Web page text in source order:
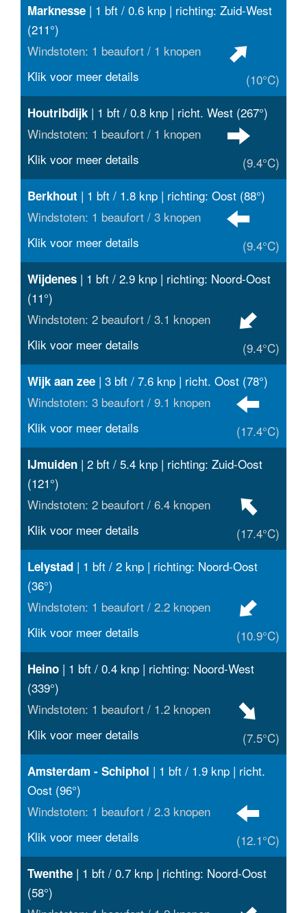
Marknesse | 1 bft / 0.6 knp | richting: Zuid-West
(211°)
Windstoten: 1 beaufort / 1 knopen
(10°C)
Klik voor meer details
Houtribdijk | 1 bft / 0.8 knp | richt. West (267°)
Windstoten: 1 beaufort / 1 knopen
(9.4°C)
Klik voor meer details
Berkhout | 1 bft / 1.8 knp | richting: Oost (88°)
Windstoten: 1 beaufort / 3 knopen
(9.4°C)
Klik voor meer details
Wijdenes | 1 bft / 2.9 knp | richting: Noord-Oost
(11°)
Windstoten: 2 beaufort / 3.1 knopen
(9.4°C)
Klik voor meer details
Wijk aan zee | 3 bft / 7.6 knp | richt. Oost (78°)
Windstoten: 3 beaufort / 9.1 knopen
(17.4°C)
Klik voor meer details
IJmuiden | 2 bft / 5.4 knp | richting: Zuid-Oost
(121°)
Windstoten: 2 beaufort / 6.4 knopen
(17.4°C)
Klik voor meer details
Lelystad | 1 bft / 2 knp | richting: Noord-Oost
(36°)
Windstoten: 1 beaufort / 2.2 knopen
(10.9°C)
Klik voor meer details
Heino | 1 bft / 0.4 knp | richting: Noord-West
(339°)
Windstoten: 1 beaufort / 1.2 knopen
(7.5°C)
Klik voor meer details
Amsterdam - Schiphol | 1 bft / 1.9 knp | richt.
Oost (96°)
Windstoten: 1 beaufort / 2.3 knopen
(12.1°C)
Klik voor meer details
Twenthe | 1 bft / 0.7 knp | richting: Noord-Oost
(58°)